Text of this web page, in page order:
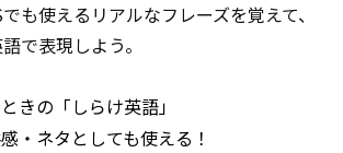
も使えるリアルなフレーズを覚えて、
で表現しよう。
きの「しらけ英語」
・ネタとしても使える！